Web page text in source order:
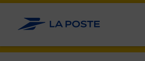
Allez au contenu
Afficher ou masquer la réponse
Afficher ou masquer la réponse
Afficher ou masquer la réponse